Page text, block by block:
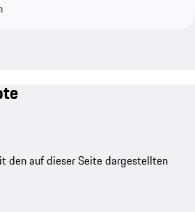
den auf dieser Seite dargestellten